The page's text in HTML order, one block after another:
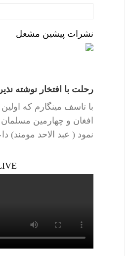
نشرات پیشین مشعل
رحلت با افتخار نوشته
با تاسف مینگارم که
افغان و چهارمین
نمود ( عبد الاحد مومند)